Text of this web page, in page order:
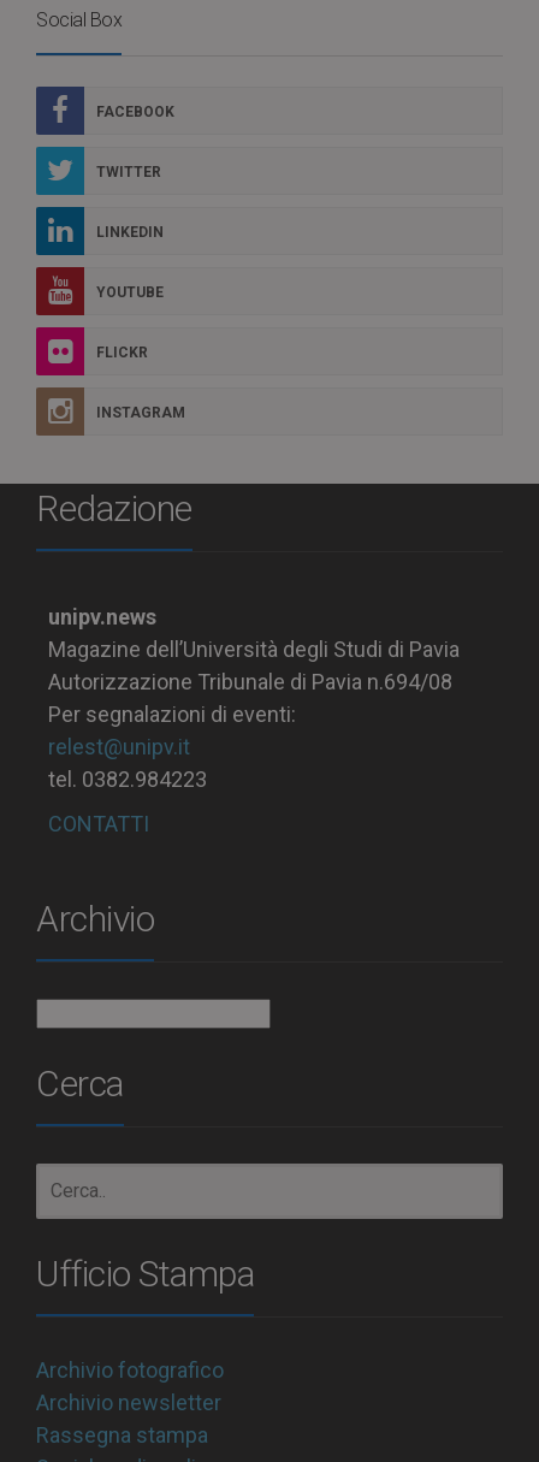
Social Box
FACEBOOK
TWITTER
LINKEDIN
YOUTUBE
FLICKR
INSTAGRAM
Redazione
unipv.news
Magazine dell’Università degli Studi di Pavia
Autorizzazione Tribunale di Pavia n.694/08
Per segnalazioni di eventi:
relest@unipv.it
tel. 0382.984223
CONTATTI
Archivio
Cerca
Ufficio Stampa
Archivio fotografico
Archivio newsletter
Rassegna stampa